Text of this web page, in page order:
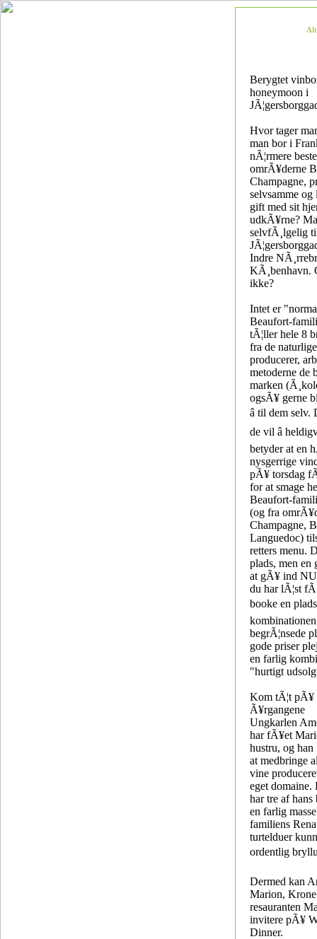
Berygtet
honeymoon i
Hvor tager
man bor i
nÃ¦rmere
omrÃ¥derne
Champagne,
selvsamme og
gift med sit
udkÃ¥rne?
selvfÃ¸lgelig
Indre
KÃ¸benhavn.
ikke?
Intet er
Beaufort-
tÃ¦ller hele 8
fra de
producerer,
metoderne de
marken
ogsÃ¥ gerne
â til dem
de vil â
betyder at en
nysgerrige
pÃ¥ torsdag
for at smage
Beaufort-
(og fra
Champagne,
Languedoc)
retters menu.
plads, men
at gÃ¥ ind
du har lÃ¦st
booke en plads
begrÃ¦nsede
gode priser
en farlig
"hurtigt
Kom tÃ¦t pÃ¥
Ã¥rgangene
Ungkarlen
har fÃ¥et
hustru, og
at medbringe
vine
eget domaine.
har tre af hans
en farlig
familiens
turtelduer
ordentlig
Dermed kan
Marion,
resauranten
invitere pÃ¥
Dinner.